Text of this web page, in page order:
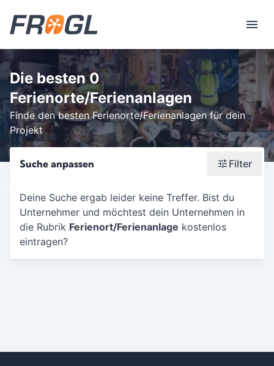
Die besten 0
Ferienorte/Ferienanlagen
Finde den besten Ferienorte/Ferienanlagen für dein
Projekt
Suche anpassen Filter
Wonach suchst du?
Stadt oder Postleitzahl
Deine Suche ergab leider keine Treffer. Bist du
Unternehmer und möchtest dein Unternehmen in
die Rubrik Ferienort/Ferienanlage kostenlos
eintragen?